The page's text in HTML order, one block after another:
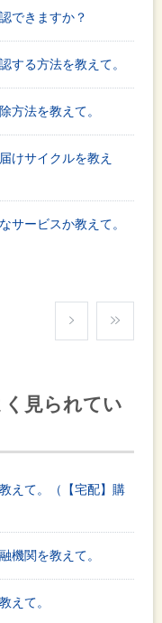
できますか？
する方法を教えて。
方法を教えて。
けサイクルを教え
サービスか教えて。
見られてい
えて。（【宅配】購
機関を教えて。
えて。